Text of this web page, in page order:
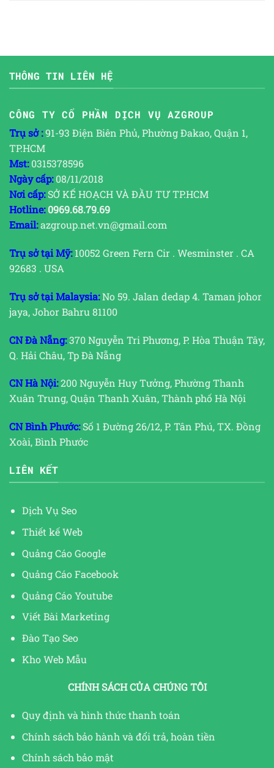
THÔNG TIN LIÊN HỆ
CÔNG TY CỔ PHẦN DỊCH VỤ AZGROUP
Trụ sở :91-93 Điện Biên Phủ, Phường Đakao, Quận 1,
TP.HCM
Mst:0315378596
Ngày cấp:08/11/2018
Nơi cấp:SỞ KẾ HOẠCH VÀ ĐẦU TƯ TP.HCM
Hotline: 0969.68.79.69
Email:azgroup.net.vn@gmail.com
Trụ sở tại Mỹ:10052 Green Fern Cir . Wesminster . CA
92683 . USA
Trụ sở tại Malaysia:No 59. Jalan dedap 4. Taman johor
jaya, Johor Bahru 81100
CN Đà Nẵng:370 Nguyễn Tri Phương, P. Hòa Thuận Tây,
Q. Hải Châu, Tp Đà Nẵng
CN Hà Nội:200 Nguyễn Huy Tưởng, Phường Thanh
Xuân Trung, Quận Thanh Xuân, Thành phố Hà Nội
CN Bình Phước:Số 1 Đường 26/12, P. Tân Phú, TX. Đồng
Xoài, Bình Phước
LIÊN KẾT
Dịch Vụ Seo
Thiết kế Web
Quảng Cáo Google
Quảng Cáo Facebook
Quảng Cáo Youtube
Viết Bài Marketing
Đào Tạo Seo
Kho Web Mẫu
CHÍNH SÁCH CỦA CHÚNG TÔI
Quy định và hình thức thanh toán
Chính sách bảo hành và đổi trả, hoàn tiền
Chính sách bảo mật